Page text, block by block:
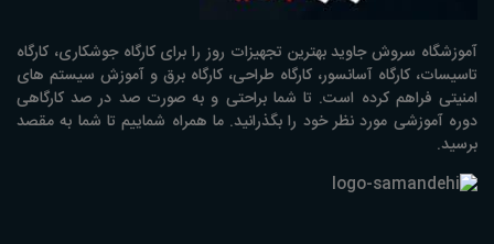
آموزشگاه سروش جاوید بهترین تجهیزات روز را برای کارگاه جوشکاری، کارگاه
تاسیسات، کارگاه آسانسور، کارگاه طراحی، کارگاه برق و آموزش سیستم های
امنیتی فراهم کرده است. تا شما براحتی و به صورت صد در صد کارگاهی
دوره آموزشی مورد نظر خود را بگذرانید. ما همراه شماییم تا شما به مقصد
برسید.